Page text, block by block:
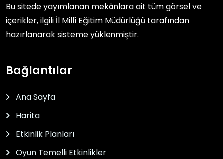
Bu sitede yayımlanan mekânlara ait tüm görsel ve
içerikler, ilgili İl Millî Eğitim Müdürlüğü tarafından
hazırlanarak sisteme yüklenmiştir.
Bağlantılar
Ana Sayfa
Harita
Etkinlik Planları
Oyun Temelli Etkinlikler